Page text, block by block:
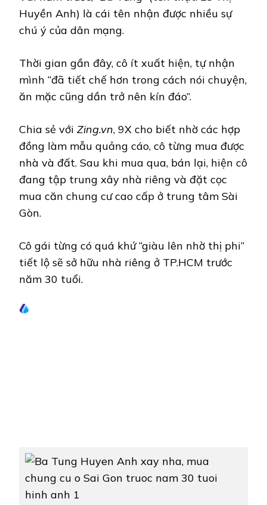
Huyền Anh) là cái tên nhận được nhiều sự
chú ý của dân mạng.
Thời gian gần đây, cô ít xuất hiện, tự nhận
mình “đã tiết chế hơn trong cách nói chuyện,
ăn mặc cũng dần trở nên kín đáo”.
Chia sẻ với Zing.vn, 9X cho biết nhờ các hợp
đồng làm mẫu quảng cáo, cô từng mua được
nhà và đất. Sau khi mua qua, bán lại, hiện cô
đang tập trung xây nhà riêng và đặt cọc
mua căn chung cư cao cấp ở trung tâm Sài
Gòn.
Cô gái từng có quá khứ “giàu lên nhờ thị phi”
tiết lộ sẽ sở hữu nhà riêng ở TP.HCM trước
năm 30 tuổi.